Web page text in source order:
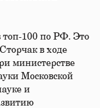
топ-100 по РФ. Это
в ходе
министерстве
Московской
и